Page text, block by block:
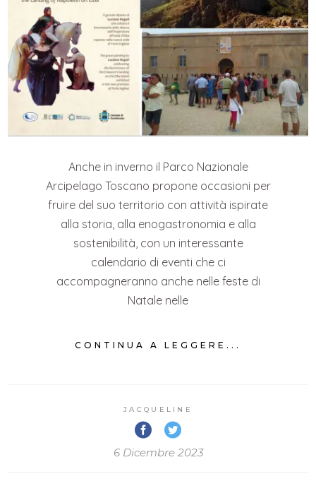
Anche in inverno il Parco Nazionale
Arcipelago Toscano propone occasioni per
fruire del suo territorio con attività ispirate
alla storia, alla enogastronomia e alla
sostenibilità, con un interessante
calendario di eventi che ci
accompagneranno anche nelle feste di
Natale nelle
CONTINUA A LEGGERE...
JACQUELINE
6 Dicembre 2023